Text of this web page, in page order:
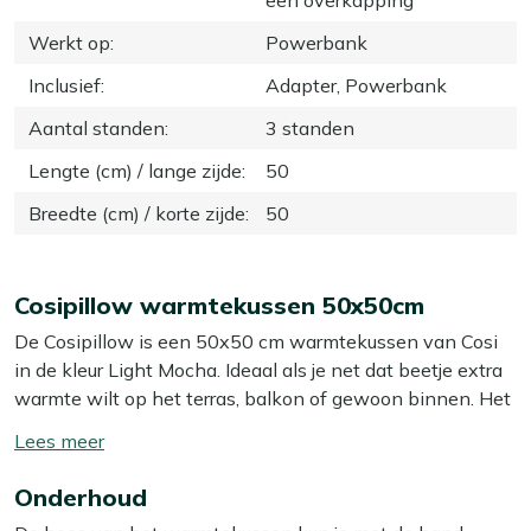
Werkt op:
Powerbank
Inclusief:
Adapter, Powerbank
Aantal standen:
3 standen
Lengte (cm) / lange zijde:
50
Breedte (cm) / korte zijde: 50
Cosipillow warmtekussen 50x50cm
De Cosipillow is een 50x50 cm warmtekussen van Cosi
in de kleur Light Mocha. Ideaal als je net dat beetje extra
warmte wilt op het terras, balkon of gewoon binnen. Het
jij de warmte voelt, niet de lucht eromheen. Je kiest
van sterke olefin stof en geschikt voor binnen én buiten,
Toon/verberg
meer
Onderhoud